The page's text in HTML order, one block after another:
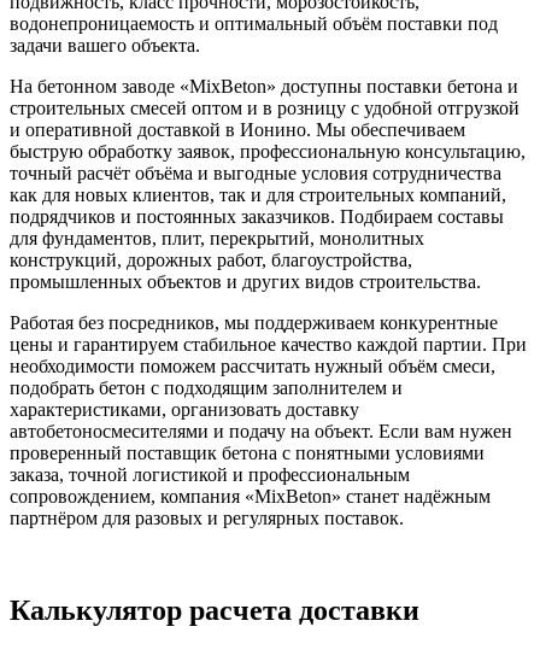
водонепроницаемость и оптимальный объём поставки под
задачи вашего объекта.
На бетонном заводе «MixBeton» доступны поставки бетона и
строительных смесей оптом и в розницу с удобной отгрузкой
и оперативной доставкой в Ионино. Мы обеспечиваем
быструю обработку заявок, профессиональную консультацию,
точный расчёт объёма и выгодные условия сотрудничества
как для новых клиентов, так и для строительных компаний,
подрядчиков и постоянных заказчиков. Подбираем составы
для фундаментов, плит, перекрытий, монолитных
конструкций, дорожных работ, благоустройства,
промышленных объектов и других видов строительства.
Работая без посредников, мы поддерживаем конкурентные
цены и гарантируем стабильное качество каждой партии. При
необходимости поможем рассчитать нужный объём смеси,
подобрать бетон с подходящим заполнителем и
характеристиками, организовать доставку
автобетоносмесителями и подачу на объект. Если вам нужен
проверенный поставщик бетона с понятными условиями
заказа, точной логистикой и профессиональным
сопровождением, компания «MixBeton» станет надёжным
партнёром для разовых и регулярных поставок.
Калькулятор расчета доставки